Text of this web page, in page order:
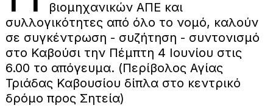
βιομηχανικών ΑΠΕ και
συλλογικότητες από όλο το νομό, καλούν
σε συγκέντρωση - συζήτηση - συντονισμό
στο Καβούσι την Πέμπτη 4 Ιουνίου στις
6.00 το απόγευμα. (Περίβολος Αγίας
Τριάδας Καβουσίου δίπλα στο κεντρικό
δρόμο προς Σητεία)